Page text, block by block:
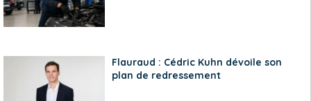
Flauraud : Cédric Kuhn dévoile son
plan de redressement